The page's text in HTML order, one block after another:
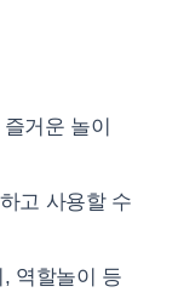
거운 놀이
고 사용할 수
역할놀이 등